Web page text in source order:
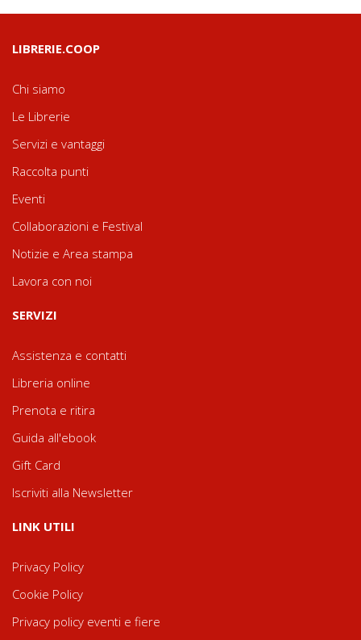
LIBRERIE.COOP
Chi siamo
Le Librerie
Servizi e vantaggi
Raccolta punti
Eventi
Collaborazioni e Festival
Notizie e Area stampa
Lavora con noi
SERVIZI
Assistenza e contatti
Libreria online
Prenota e ritira
Guida all'ebook
Gift Card
Iscriviti alla Newsletter
LINK UTILI
Privacy Policy
Cookie Policy
Privacy policy eventi e fiere